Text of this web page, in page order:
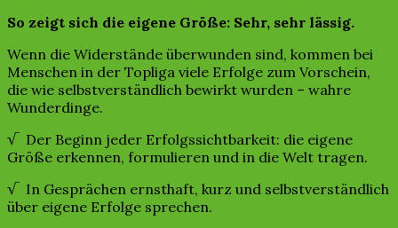
So zeigt sich die eigene Größe: Sehr, sehr lässig.
Wenn die Widerstände überwunden sind, kommen bei
Menschen in der Topliga viele Erfolge zum Vorschein,
die wie selbstverständlich bewirkt wurden – wahre
Wunderdinge.
√ Der Beginn jeder Erfolgssichtbarkeit: die eigene
Größe erkennen, formulieren und in die Welt tragen.
√ In Gesprächen ernsthaft, kurz und selbstverständlich
über eigene Erfolge sprechen.